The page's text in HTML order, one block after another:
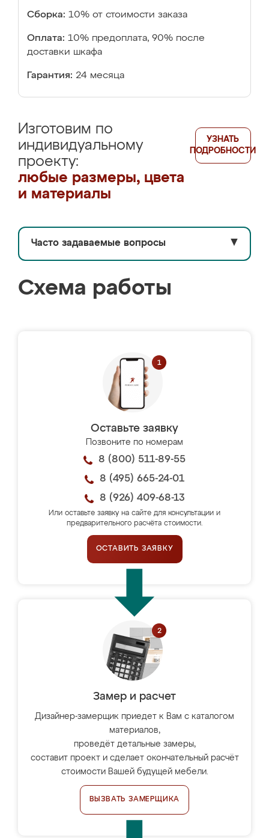
Сборка: 10% от стоимости заказа
Оплата: 10% предоплата, 90% после
доставки шкафа
Гарантия: 24 месяца
Изготовим по
индивидуальному
проекту:
любые размеры, цвета
и материалы
УЗНАТЬ
ПОДРОБНОСТИ
Часто задаваемые вопросы ▼
Схема работы
Оставьте заявку
Позвоните по номерам
8 (800) 511-89-55
8 (495) 665-24-01
8 (926) 409-68-13
Или оставьте заявку на сайте для консультации и
предварительного расчёта стоимости.
ОСТАВИТЬ ЗАЯВКУ
Замер и расчет
Дизайнер-замерщик приедет к Вам с каталогом
материалов,
проведёт детальные замеры,
составит проект и сделает окончательный расчёт
стоимости Вашей будущей мебели.
ВЫЗВАТЬ ЗАМЕРЩИКА